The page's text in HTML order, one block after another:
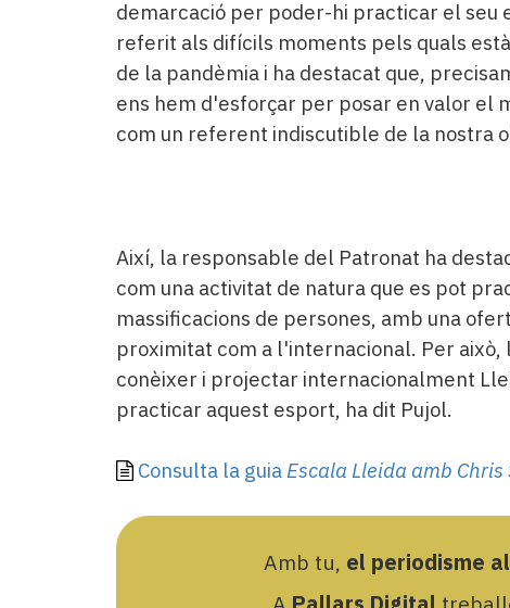
demarcació per poder-hi practicar el
referit als difícils moments pels quals
de la pandèmia i ha destacat que,
ens hem d'esforçar per posar en valor el
com un referent indiscutible de la nostra
Així, la responsable del Patronat ha
com una activitat de natura que es pot
massificacions de persones, amb una
proximitat com a l'internacional. Per
conèixer i projectar internacionalment
practicar aquest esport, ha dit Pujol.
Consulta la guia Escala Lleida amb Chris
Amb tu, el periodisme